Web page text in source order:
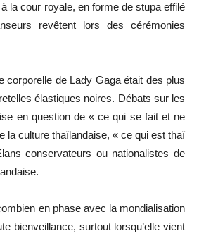
la cour royale, en forme de stupa effilé
revêtent lors des cérémonies
corporelle de Lady Gaga était des plus
élastiques noires. Débats sur les
en question de « ce qui se fait et ne
la culture thaïlandaise, « ce qui est thaï
conservateurs ou nationalistes de
en phase avec la mondialisation
bienveillance, surtout lorsqu’elle vient